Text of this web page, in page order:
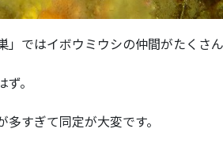
ではイボウミウシの仲間がたくさん
。
すぎて同定が大変です。